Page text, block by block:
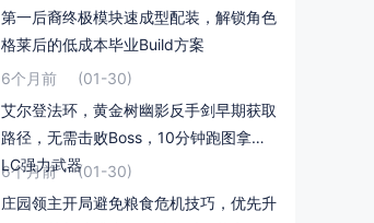
第一后裔终极模块速成型配装，解锁角色
格莱后的低成本毕业Build方案
6个月前
(01-30)
艾尔登法环，黄金树幽影反手剑早期获取
路径，无需击败Boss，10分钟跑图拿到D
LC强力武器
6个月前
(01-30)
庄园领主开局避免粮食危机技巧，优先升